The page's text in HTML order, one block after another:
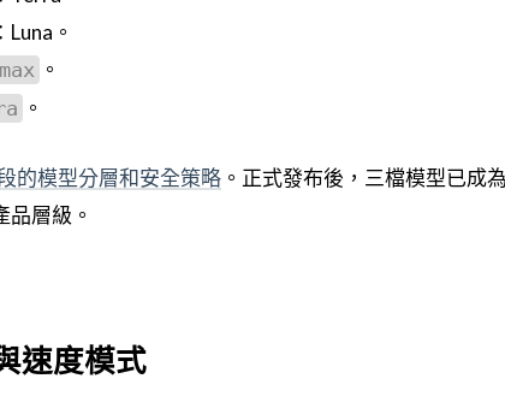
。
max 。
。
的模型分層和安全策略 。正式發布後，三檔模型已成為
層級。
速度模式